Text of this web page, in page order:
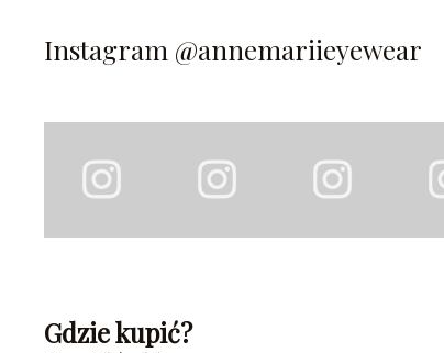
Instagram @annemariieyewear
Gdzie kupić?